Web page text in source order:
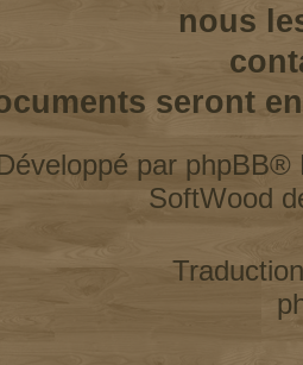
nous
seront
par phpBB®
SoftWood